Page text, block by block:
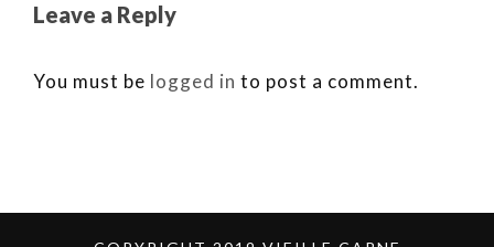
Leave a Reply
You must be logged in to post a comment.